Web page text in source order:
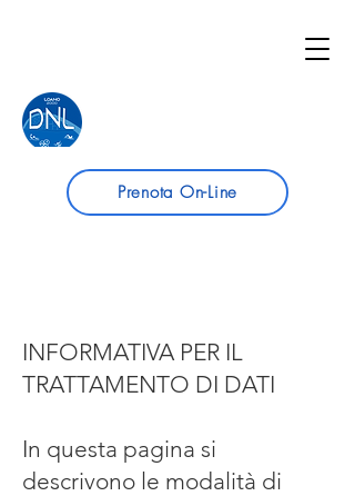
Prenota On-Line
INFORMATIVA PER IL
TRATTAMENTO DI DATI
In questa pagina si
descrivono le modalità di